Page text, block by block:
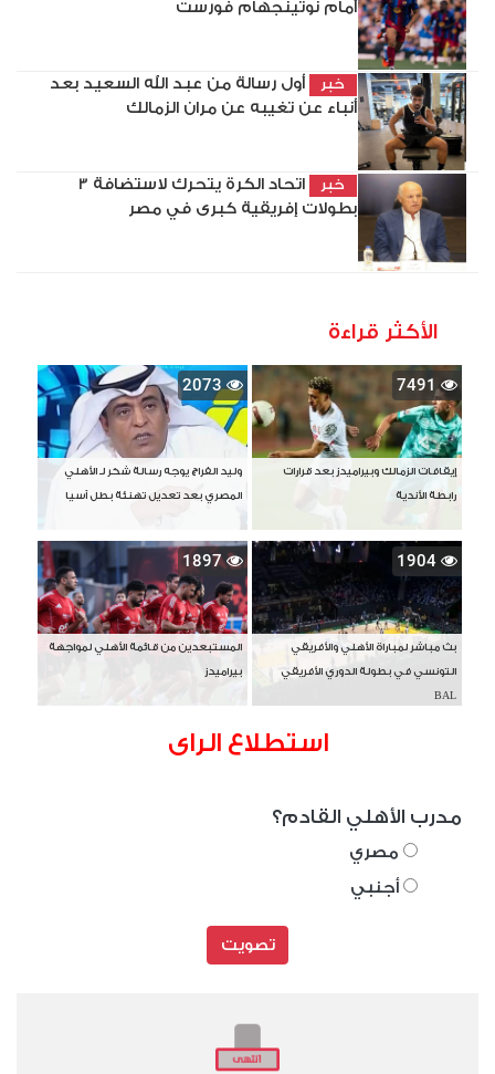
أمام نوتينجهام فورست
خبر
أول رسالة من عبد الله السعيد بعد
أنباء عن تغيبه عن مران الزمالك
خبر
اتحاد الكرة يتحرك لاستضافة 3
بطولات إفريقية كبرى في مصر
الأكثر قراءة
7491
إيقافات الزمالك وبيراميدز بعد قرارات
رابطة الأندية
2073
وليد الفراج يوجه رسالة شكر لـ الأهلي
المصري بعد تعديل تهنئة بطل آسيا
1904
بث مباشر لمباراة الأهلي والأفريقي
التونسي في بطولة الدوري الأفريقي
BAL
1897
المستبعدين من قائمة الأهلي لمواجهة
بيراميدز
استطلاع الراى
مدرب الأهلي القادم؟
مصري
أجنبي
تصويت